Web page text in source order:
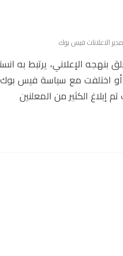
مدير الاعلانات فيس بوك
الإعلاني، يرتبط به
اختلفت مع سياسة فيس بوك
إبلاغ الكثير من المعلنين